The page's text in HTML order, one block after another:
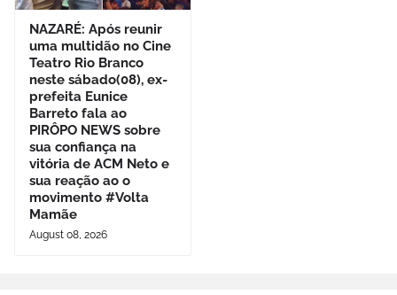
NAZARÉ: Após reunir
uma multidão no Cine
Teatro Rio Branco
neste sábado(08), ex-
prefeita Eunice
Barreto fala ao
PIRÔPO NEWS sobre
sua confiança na
vitória de ACM Neto e
sua reação ao o
movimento #Volta
Mamãe
August 08, 2026